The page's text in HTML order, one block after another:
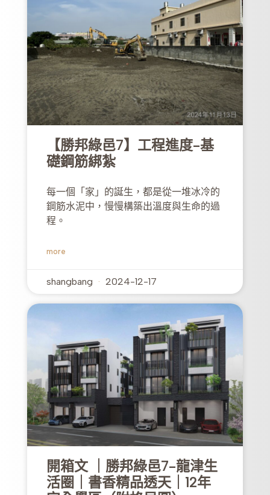
【勝邦綠邑7】工程進度-基
礎鋼筋綁紮​
每一個「家」的誕生，都是從一堆冰冷的
鋼筋水泥中，慢慢構築出溫度與生命的過
程。
more
shangbang 2024-12-17
開箱文 ｜勝邦綠邑7-龍津生
活圈｜書香精品透天｜12年